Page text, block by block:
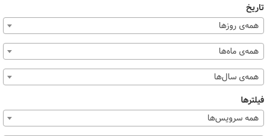
تاریخ
همه‌ی روزها
همه‌ی ماه‌ها
همه‌ی سال‌ها
فیلترها
همه سرویس‌ها